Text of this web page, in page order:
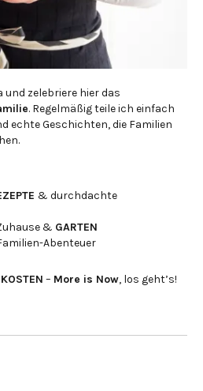
zelebriere hier das
. Regelmäßig teile ich einfach
echte Geschichten, die Familien
& durchdachte
& GARTEN
Abenteuer
KOSTEN – More is Now, los geht’s!